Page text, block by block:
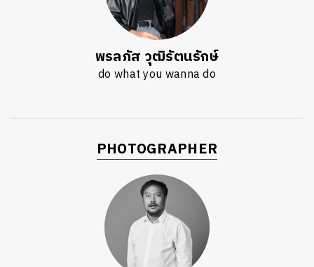
พรลภัส วุฒิรัตนรักษ์
do what you wanna do
PHOTOGRAPHER